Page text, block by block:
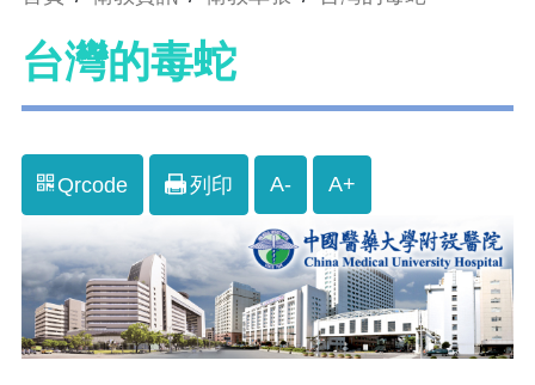
台灣的毒蛇
Qrcode 列印 A- A+